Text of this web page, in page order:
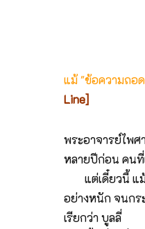
แม้ "ข้อความถอ
Line]
พระอาจารย์ไพ
หลายปีก่อน คนที่
แต่เดี๋ยวนี้ แ
อย่างหนัก จนกร
เรียกว่า บูลลี่